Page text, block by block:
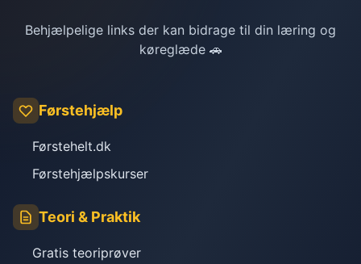
Behjælpelige links der kan bidrage til din læring og
køreglæde 🚗
Førstehjælp
Førstehelt.dk
Førstehjælpskurser
Teori & Praktik
Gratis teoriprøver